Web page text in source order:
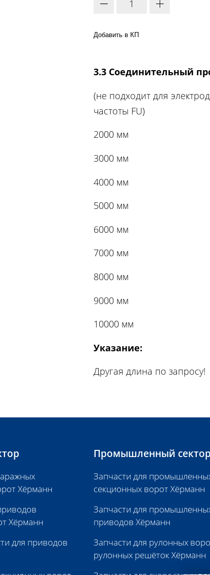
Добавить в КП
3.3 Соединительный
(не подходит для
частоты FU)
2000 мм
3000 мм
4000 мм
5000 мм
6000 мм
7000 мм
8000 мм
9000 мм
10000 мм
Указание:
Другая длина по запросу!
Хёрманн
Хёрманн
для приводов
Промышленный сектор
Запчасти для
секционных ворот Хёрманн
Запчасти для
приводов Хёрманн
Запчасти для рулонных
рулонных решёток Хёрманн